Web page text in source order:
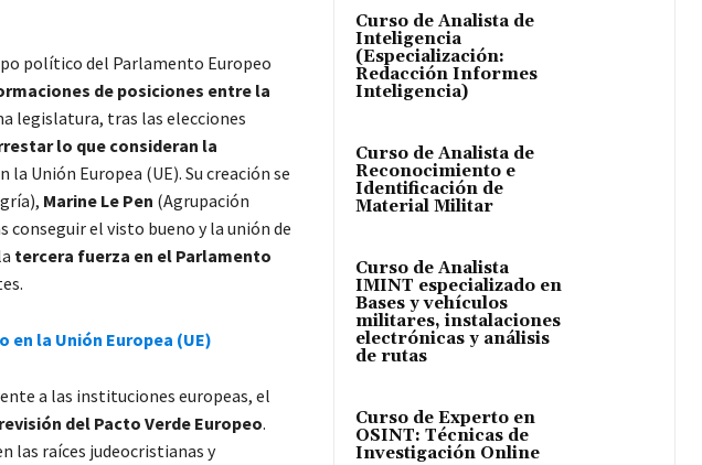
político del Parlamento Europeo
de posiciones entre la
legislatura, tras las elecciones
lo que consideran la
la Unión Europea (UE). Su creación se
Marine Le Pen (Agrupación
conseguir el visto bueno y la unión de
tercera fuerza en el Parlamento
en la Unión Europea (UE)
a las instituciones europeas, el
revisión del Pacto Verde Europeo.
las raíces judeocristianas y
Curso de Analista de
Inteligencia
(Especialización:
Redacción Informes
Inteligencia)
Curso de Analista de
Reconocimiento e
Identificación de
Material Militar
Curso de Analista
IMINT especializado en
Bases y vehículos
militares, instalaciones
electrónicas y análisis
de rutas
Curso de Experto en
OSINT: Técnicas de
Investigación Online